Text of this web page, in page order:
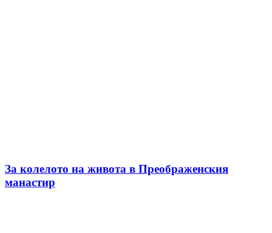
За колелото на живота в Преображенския
манастир